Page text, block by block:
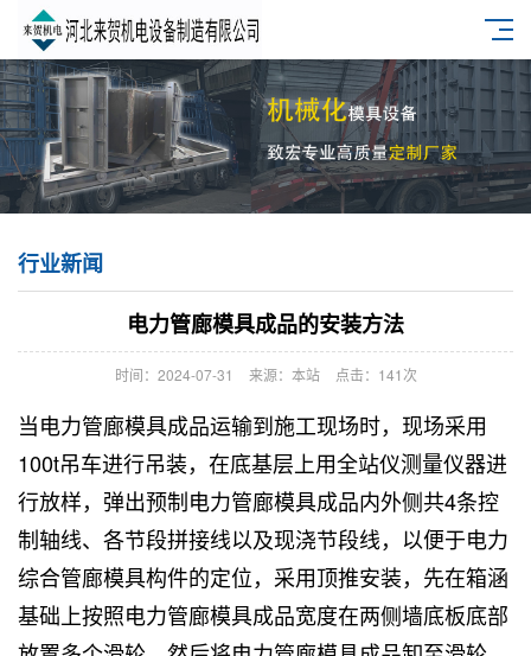
行业新闻
电力管廊模具成品的安装方法
时间：2024-07-31 来源：本站 点击：141次
当电力管廊模具成品运输到施工现场时，现场采用
100t吊车进行吊装，在底基层上用全站仪测量仪器进
行放样，弹出预制电力管廊模具成品内外侧共4条控
制轴线、各节段拼接线以及现浇节段线，以便于电力
综合管廊模具构件的定位，采用顶推安装，先在箱涵
基础上按照电力管廊模具成品宽度在两侧墙底板底部